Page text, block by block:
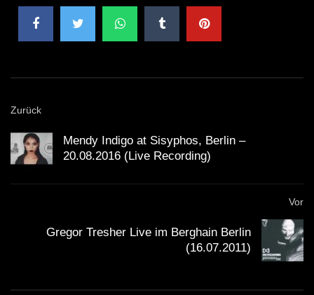
Zurück
Mendy Indigo at Sisyphos, Berlin –
20.08.2016 (Live Recording)
Vor
Gregor Tresher Live im Berghain Berlin
(16.07.2011)